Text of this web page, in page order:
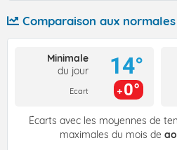
Comparaison aux normales
Minimale
du jour
Ecart
14°
0°
Écarts avec les moyennes de
maximales du mois de